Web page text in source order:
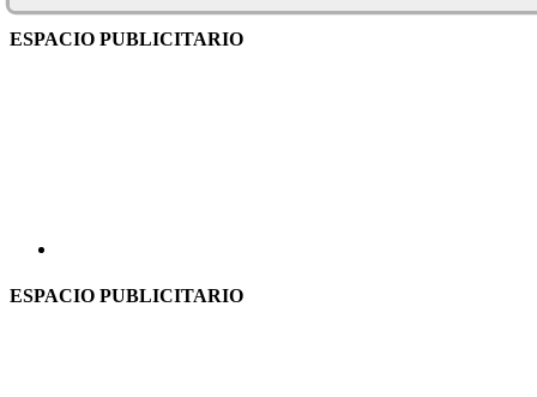
ESPACIO PUBLICITARIO
ESPACIO PUBLICITARIO